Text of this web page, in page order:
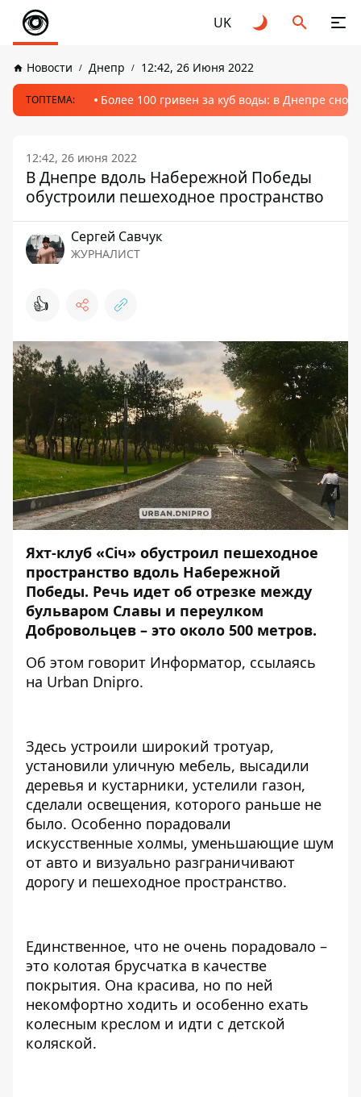
UK
Новости Днепр 12:42, 26 Июня 2022
ТОПТЕМА: Более 100 гривен за куб воды: в Днепре
12:42, 26 июня 2022
В Днепре вдоль Набережной Победы
обустроили пешеходное пространство
Сергей Савчук
ЖУРНАЛИСТ
👍
Яхт-клуб «Січ» обустроил пешеходное
пространство вдоль Набережной
Победы. Речь идет об отрезке между
бульваром Славы и переулком
Добровольцев – это около 500 метров.
Об этом говорит Информатор, ссылаясь
на Urban Dnipro.
Здесь устроили широкий тротуар,
установили уличную мебель, высадили
деревья и кустарники, устелили газон,
сделали освещения, которого раньше не
было. Особенно порадовали
искусственные холмы, уменьшающие шум
от авто и визуально разграничивают
дорогу и пешеходное пространство.
Единственное, что не очень порадовало –
это колотая брусчатка в качестве
покрытия. Она красива, но по ней
некомфортно ходить и особенно ехать
колесным креслом и идти с детской
коляской.